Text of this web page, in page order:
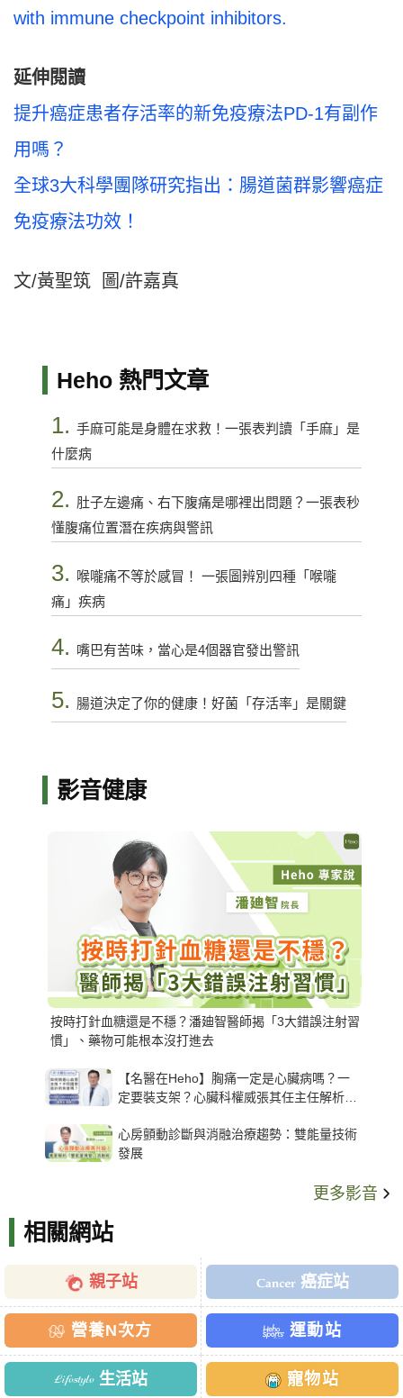
with immune checkpoint inhibitors.
延伸閱讀
提升癌症患者存活率的新免疫療法PD-1有副作
用嗎？
全球3大科學團隊研究指出：腸道菌群影響癌症
免疫療法功效！
文/黃聖筑 圖/許嘉真
Heho 熱門文章
1. 手麻可能是身體在求救！一張表判讀「手麻」是
什麼病
2. 肚子左邊痛、右下腹痛是哪裡出問題？一張表秒
懂腹痛位置潛在疾病與警訊
3.
喉嚨痛不等於感冒！ 一張圖辨別四種「喉嚨
痛」疾病
4. 嘴巴有苦味，當心是4個器官發出警訊
5. 腸道決定了你的健康！好菌「存活率」是關鍵
影音健康
按時打針血糖還是不穩？潘廸智醫師揭「3大錯誤注射習
慣」、藥物可能根本沒打進去
【名醫在Heho】胸痛一定是心臟病嗎？一
定要裝支架？心臟科權威張其任主任解析支
心房顫動診斷與消融治療趨勢：雙能量技術
發展
更多影音
相關網站
親子站 癌症站
營養N次方 運動站
生活站 寵物站